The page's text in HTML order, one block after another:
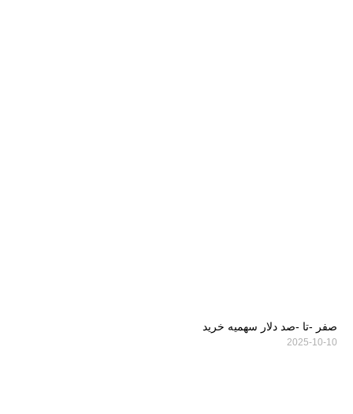
صفر -تا -صد دلار سهمیه خرید
2025-10-10